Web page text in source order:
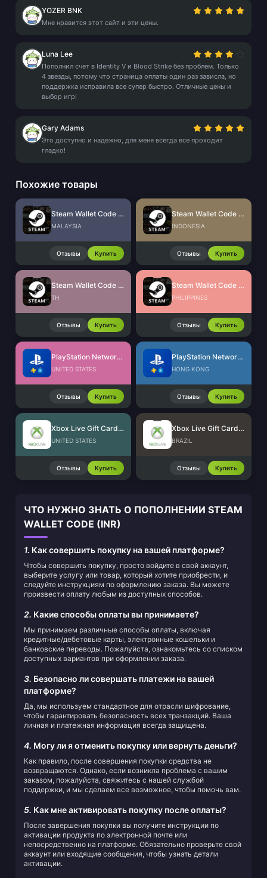
YOZER BNK
Мне нравится этот сайт и эти цены.
Luna Lee
Пополнил счет в Identity V и Blood Strike без проблем. Только
4 звезды, потому что страница оплаты один раз зависла, но
поддержка исправила все супер быстро. Отличные цены и
выбор игр!
Gary Adams
Это доступно и надежно, для меня всегда все проходит
гладко!
Похожие товары
Steam Wallet Code (MYR)
MALAYSIA
Отзывы Купить
Steam Wallet Code (IDR)
INDONESIA
Отзывы Купить
Steam Wallet Code (THB)
TH
Отзывы Купить
Steam Wallet Code (PHP)
PHILIPPINES
Отзывы Купить
PlayStation Network Card (US)
UNITED STATES
Отзывы Купить
PlayStation Network Card (HK)
HONG KONG
Отзывы Купить
Xbox Live Gift Card (US)
UNITED STATES
Отзывы Купить
Xbox Live Gift Card (BR)
BRAZIL
Отзывы Купить
ЧТО НУЖНО ЗНАТЬ О ПОПОЛНЕНИИ STEAM
WALLET CODE (INR)
1. Как совершить покупку на вашей платформе?
Чтобы совершить покупку, просто войдите в свой аккаунт,
выберите услугу или товар, который хотите приобрести, и
следуйте инструкциям по оформлению заказа. Вы можете
произвести оплату любым из доступных способов.
2. Какие способы оплаты вы принимаете?
Мы принимаем различные способы оплаты, включая
кредитные/дебетовые карты, электронные кошельки и
банковские переводы. Пожалуйста, ознакомьтесь со списком
доступных вариантов при оформлении заказа.
3. Безопасно ли совершать платежи на вашей
платформе?
Да, мы используем стандартное для отрасли шифрование,
чтобы гарантировать безопасность всех транзакций. Ваша
личная и платежная информация всегда защищена.
4. Могу ли я отменить покупку или вернуть деньги?
Как правило, после совершения покупки средства не
возвращаются. Однако, если возникла проблема с вашим
заказом, пожалуйста, свяжитесь с нашей службой
поддержки, и мы сделаем все возможное, чтобы помочь вам.
5. Как мне активировать покупку после оплаты?
После завершения покупки вы получите инструкции по
активации продукта по электронной почте или
непосредственно на платформе. Обязательно проверьте свой
аккаунт или входящие сообщения, чтобы узнать детали
активации.